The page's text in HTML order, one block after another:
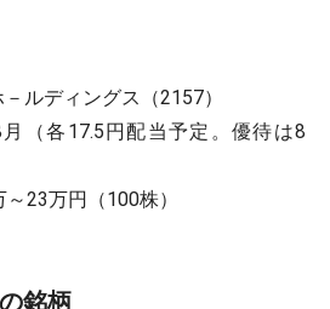
ルディングス（2157）
月（各17.5円配当予定。優待は8
23万円（100株）
銘柄